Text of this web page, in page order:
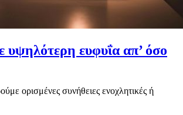
ευφυΐα απ’ όσο
ορισμένες συνήθειες ενοχλητικές ή